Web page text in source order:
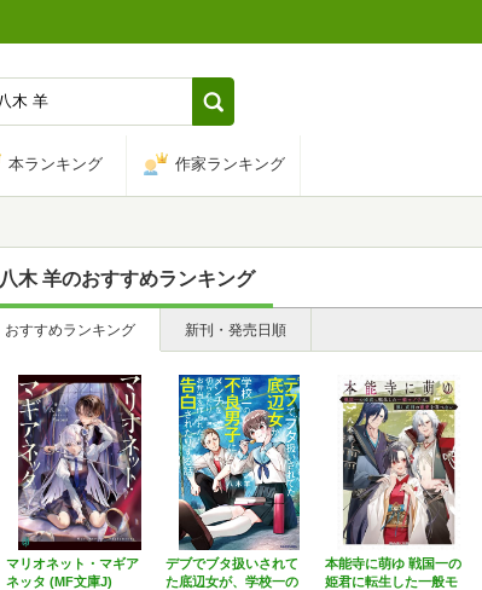
本ランキング 作家ランキング
八木 羊のおすすめランキング
おすすめランキング 新刊・発売日順
マリオネット・マギア
ネッタ (MF文庫J)
デブでブタ扱いされて
た底辺女が、学校一の
本能寺に萌ゆ 戦国一の
姫君に転生した一般モ